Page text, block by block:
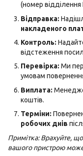
(номер
Відправка:
накладеного
Контроль:
відстеження
Перевірка: Ми
умовам
Виплата:
коштів.
Терміни:
робочих днів
Примітка: Врахуйте, що
вашого пристрою може